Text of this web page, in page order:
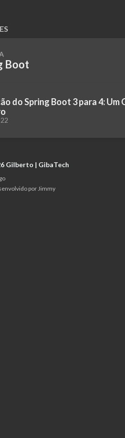
Boot
do Spring Boot 3 para 4:
Gilberto | GibaTech
porJimmy